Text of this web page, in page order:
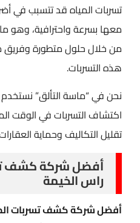
تسربات المياه قد تتسبب في
معها بسرعة واحترافية، وهو
من خلال حلول متطورة
هذه التسربات.
نحن في “ماسة التألق”
اكتشاف التسربات في الوقت
تقليل التكاليف وحماية
أفضل شركة كشف
راس الخيمة
أفضل شركة كشف تسربات